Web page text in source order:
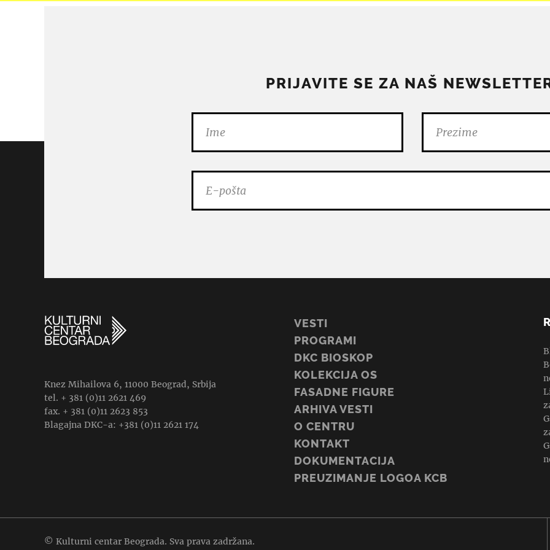
PRIJAVITE SE ZA NAŠ
Knez Mihailova 6, 11000 Beograd, Srbija
tel. + 381 (0)11 2621 469
fax. + 381 (0)11 2623 853
Blagajna DKC-a: +381 (0)11 2621 174
VESTI
PROGRAMI
DKC BIOSKOP
KOLEKCIJA OS
FASADNE FIGURE
ARHIVA VESTI
O CENTRU
KONTAKT
DOKUMENTACIJA
PREUZIMANJE LOGOA KCB
© Kulturni centar Beograda. Sva prava zadržana.